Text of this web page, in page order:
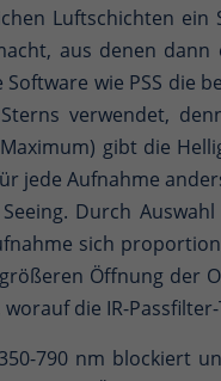
Luftschichten ein
aus denen
wie PSS die
verwendet,
gibt die
jede Aufnahme
Durch
sich
Öffnung der
die IR-
790 nm blockiert